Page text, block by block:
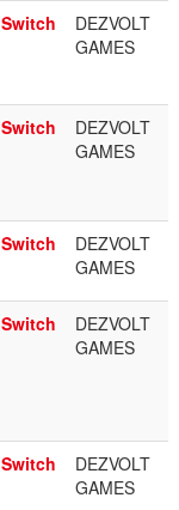
Switch
DEZVOLT
GAMES
Switch
DEZVOLT
GAMES
Switch
DEZVOLT
GAMES
Switch
DEZVOLT
GAMES
Switch
DEZVOLT
GAMES